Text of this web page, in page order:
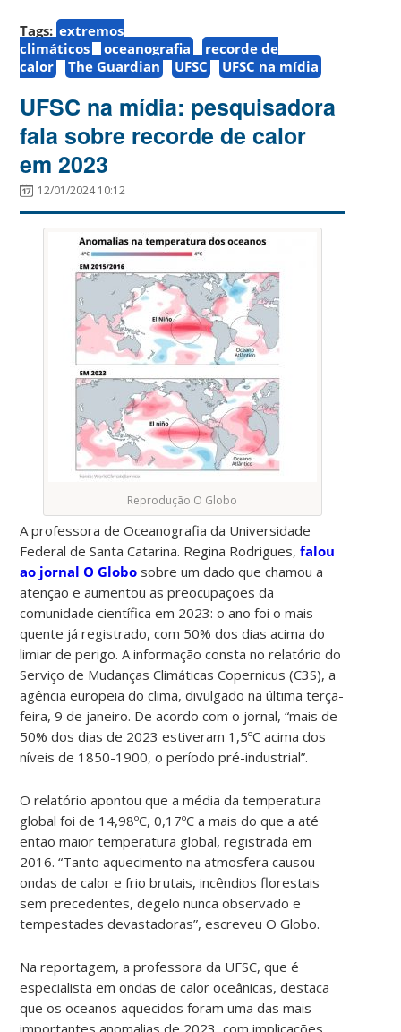
Tags: extremos
climáticos
oceanografia
recorde de
calor
The Guardian UFSC UFSC na mídia
UFSC na mídia: pesquisadora
fala sobre recorde de calor
em 2023
12/01/2024 10:12
Reprodução O Globo
A professora de Oceanografia da Universidade
Federal de Santa Catarina. Regina Rodrigues,falou
ao jornal O Globo sobre um dado que chamou a
atenção e aumentou as preocupações da
comunidade científica em 2023: o ano foi o mais
quente já registrado, com 50% dos dias acima do
limiar de perigo. A informação consta no relatório do
Serviço de Mudanças Climáticas Copernicus (C3S), a
agência europeia do clima, divulgado na última terça-
feira, 9 de janeiro. De acordo com o jornal, “mais de
50% dos dias de 2023 estiveram 1,5ºC acima dos
níveis de 1850-1900, o período pré-industrial”.
O relatório apontou que a média da temperatura
global foi de 14,98ºC, 0,17ºC a mais do que a até
então maior temperatura global, registrada em
2016. “Tanto aquecimento na atmosfera causou
ondas de calor e frio brutais, incêndios florestais
sem precedentes, degelo nunca observado e
tempestades devastadoras”, escreveu O Globo.
Na reportagem, a professora da UFSC, que é
especialista em ondas de calor oceânicas, destaca
que os oceanos aquecidos foram uma das mais
importantes anomalias de 2023, com implicações